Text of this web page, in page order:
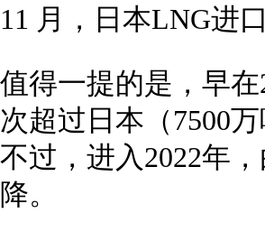
11 月，日本LNG进
值得一提的是，早
次超过日本（7500
不过，进入2022年
降。